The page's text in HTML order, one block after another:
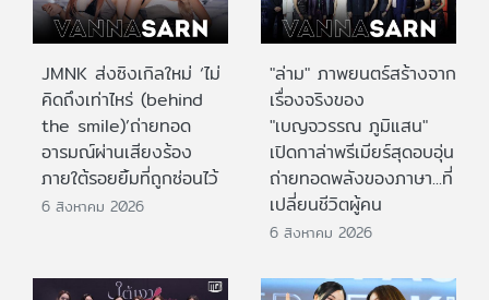
JMNK ส่งซิงเกิลใหม่ ‘ไม่
คิดถึงเท่าไหร่ (behind
the smile)’ถ่ายทอด
อารมณ์ผ่านเสียงร้อง
ภายใต้รอยยิ้มที่ถูกซ่อนไว้
6 สิงหาคม 2026
"ล่าม" ภาพยนตร์สร้างจาก
เรื่องจริงของ
"เบญจวรรณ ภูมิแสน"
เปิดกาล่าพรีเมียร์สุดอบอุ่น
ถ่ายทอดพลังของภาษา...ที่
เปลี่ยนชีวิตผู้คน
6 สิงหาคม 2026